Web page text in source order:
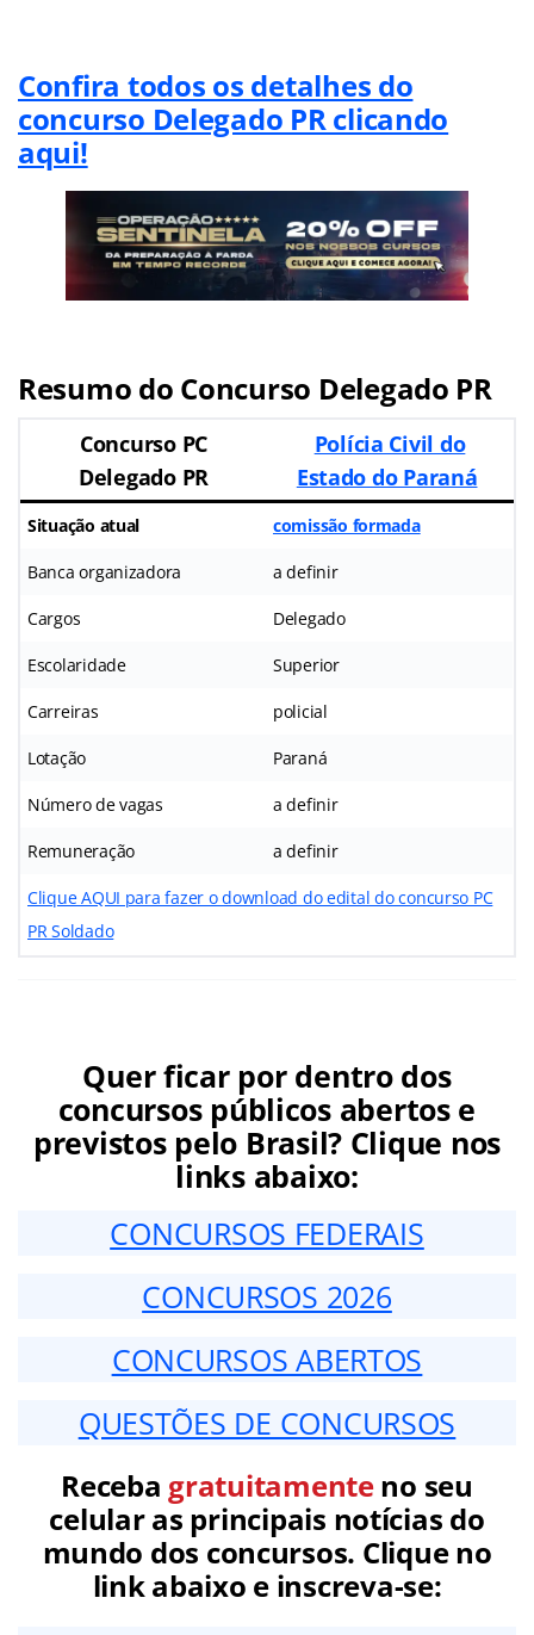
Confira todos os detalhes do
concurso Delegado PR clicando
aqui!
Resumo do Concurso Delegado PR
Concurso PC
Delegado PR
Polícia Civil do
Estado do Paraná
Situação atual comissão formada
Banca organizadora a definir
Cargos Delegado
Escolaridade Superior
Carreiras policial
Lotação Paraná
Número de vagas a definir
Remuneração a definir
Clique AQUI para fazer o download do edital do concurso PC
PR Soldado
Quer ficar por dentro dos
concursos públicos abertos e
previstos pelo Brasil? Clique nos
links abaixo:
CONCURSOS FEDERAIS
CONCURSOS 2026
CONCURSOS ABERTOS
QUESTÕES DE CONCURSOS
Receba gratuitamenteno seu
celular as principais notícias do
mundo dos concursos. Clique no
link abaixo e inscreva-se: